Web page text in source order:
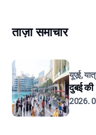
ताज़ा समाचार
यूएई,
दुबई
2026.